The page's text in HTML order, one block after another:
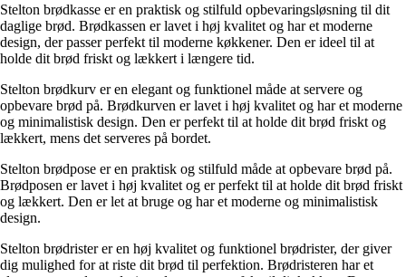
Stelton brødkasse er en praktisk og stilfuld opbevaringsløsning til dit
daglige brød. Brødkassen er lavet i høj kvalitet og har et moderne
design, der passer perfekt til moderne køkkener. Den er ideel til at
holde dit brød friskt og lækkert i længere tid.
Stelton brødkurv er en elegant og funktionel måde at servere og
opbevare brød på. Brødkurven er lavet i høj kvalitet og har et moderne
og minimalistisk design. Den er perfekt til at holde dit brød friskt og
lækkert, mens det serveres på bordet.
Stelton brødpose er en praktisk og stilfuld måde at opbevare brød på.
Brødposen er lavet i høj kvalitet og er perfekt til at holde dit brød friskt
og lækkert. Den er let at bruge og har et moderne og minimalistisk
design.
Stelton brødrister er en høj kvalitet og funktionel brødrister, der giver
dig mulighed for at riste dit brød til perfektion. Brødristeren har et